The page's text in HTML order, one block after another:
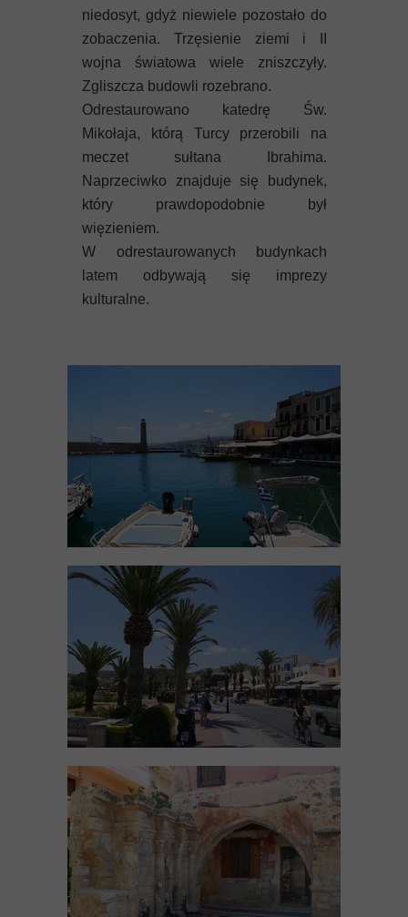
niedosyt, gdyż niewiele pozostało do
zobaczenia. Trzęsienie ziemi i II
wojna światowa wiele zniszczyły.
Zgliszcza budowli rozebrano.
Odrestaurowano katedrę Św.
Mikołaja, którą Turcy przerobili na
meczet sułtana Ibrahima.
Naprzeciwko znajduje się budynek,
który prawdopodobnie był
więzieniem.
W odrestaurowanych budynkach
latem odbywają się imprezy
kulturalne.